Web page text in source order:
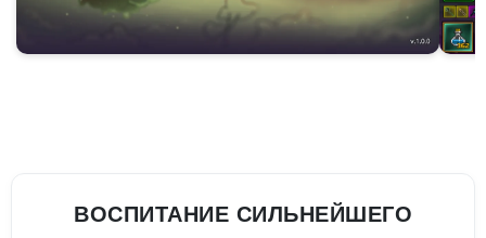
ВОСПИТАНИЕ СИЛЬНЕЙШЕГО